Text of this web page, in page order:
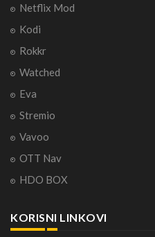
Netflix Mod
Kodi
Rokkr
Watched
Eva
Stremio
Vavoo
OTT Nav
HDO BOX
KORISNI LINKOVI